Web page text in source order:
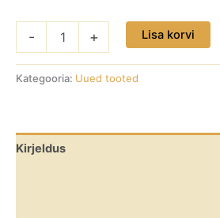
- + Lisa korvi
Kategooria: Uued tooted
Kirjeldus